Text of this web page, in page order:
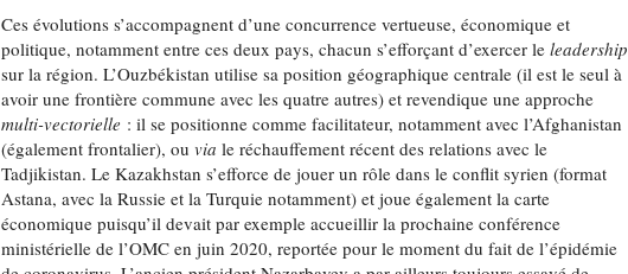
Ces évolutions s’accompagnent d’une concurrence vertueuse, économique et
politique, notamment entre ces deux pays, chacun s’efforçant d’exercer leleadership
sur la région. L’Ouzbékistan utilise sa position géographique centrale (il est le seul à
avoir une frontière commune avec les quatre autres) et revendique une approche
multi-vectorielle : il se positionne comme facilitateur, notamment avec l’Afghanistan
(également frontalier), ouvia le réchauffement récent des relations avec le
Tadjikistan. Le Kazakhstan s’efforce de jouer un rôle dans le conflit syrien (format
Astana, avec la Russie et la Turquie notamment) et joue également la carte
économique puisqu’il devait par exemple accueillir la prochaine conférence
ministérielle de l’OMC en juin 2020, reportée pour le moment du fait de l’épidémie